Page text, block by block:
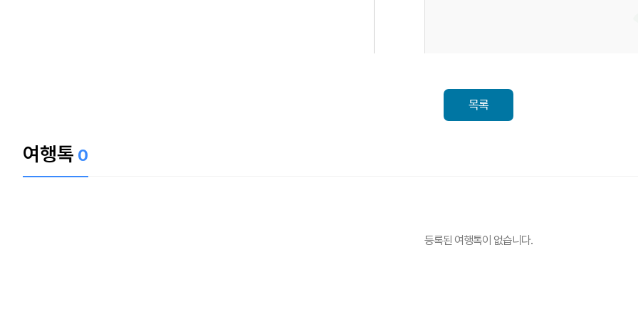
목록
여행톡 0
등록된 여행톡이 없습니다.